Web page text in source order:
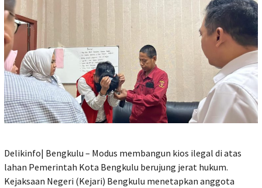
Delikinfo| Bengkulu – Modus membangun kios ilegal di atas
lahan Pemerintah Kota Bengkulu berujung jerat hukum.
Kejaksaan Negeri (Kejari) Bengkulu menetapkan anggota